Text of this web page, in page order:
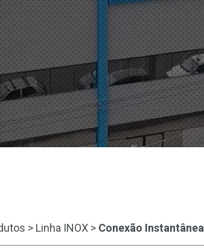
> Linha INOX > Conexão Instantânea